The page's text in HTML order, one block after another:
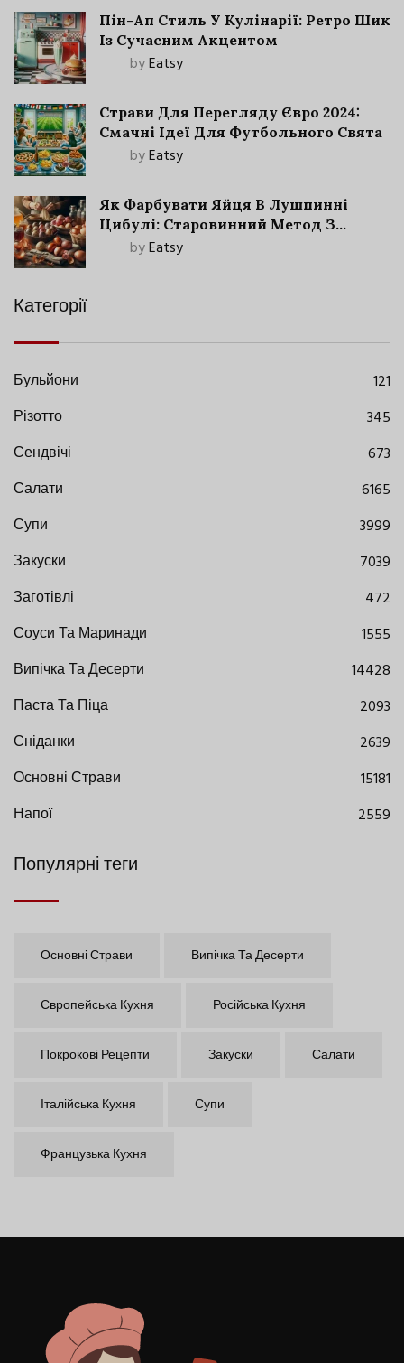
Пін-Ап Стиль У Кулінарії: Ретро Шик
Із Сучасним Акцентом
byEatsy
Страви Для Перегляду Євро 2024:
Смачні Ідеї Для Футбольного Свята
byEatsy
Як Фарбувати Яйця В Лушпинні
Цибулі: Старовинний Метод З
Сучасними Нюансами
byEatsy
Категорії
Бульйони
121
Різотто
345
Сендвічі
673
Салати
6165
Супи
3999
Закуски
7039
Заготівлі
472
Соуси Та Маринади
1555
Випічка Та Десерти
14428
Паста Та Піца
2093
Сніданки
2639
Основні Страви
15181
Напої
2559
Популярні теги
Основні Страви Випічка Та Десерти
Європейська Кухня Російська Кухня
Покрокові Рецепти Закуски Салати
Італійська Кухня Супи
Французька Кухня